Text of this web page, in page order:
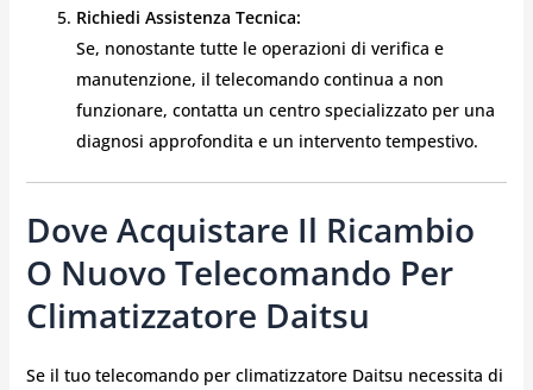
Richiedi Assistenza Tecnica:
Se, nonostante tutte le operazioni di verifica e
manutenzione, il telecomando continua a non
funzionare, contatta un centro specializzato per una
diagnosi approfondita e un intervento tempestivo.
Dove Acquistare Il Ricambio
O Nuovo Telecomando Per
Climatizzatore Daitsu
Se il tuo telecomando per climatizzatore Daitsu necessita di